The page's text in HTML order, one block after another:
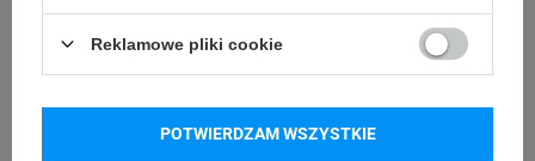
DYMO LabelManager LM 360D DYMO LabelManager LM 420P
Reklamowe pliki cookie
POTWIERDZAM WSZYSTKIE